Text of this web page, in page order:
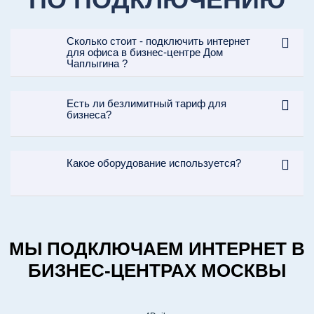
1
КОНСУЛЬТАЦИЯ
расскажем о подключении Wi-Fi
Сколько стоит - подключить интернет
для офиса в бизнес-центре Дом
Чаплыгина ?
Есть ли безлимитный тариф для
бизнеса?
Какое оборудование используется?
МЫ ПОДКЛЮЧАЕМ ИНТЕРНЕТ В
БИЗНЕС-ЦЕНТРАХ МОСКВЫ